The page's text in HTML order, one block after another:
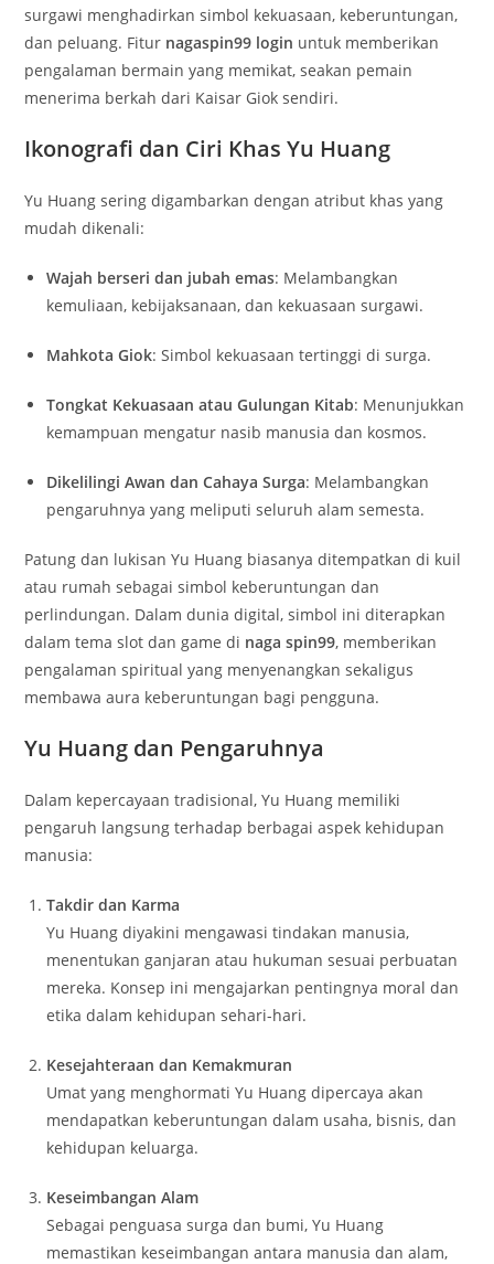
surgawi menghadirkan simbol kekuasaan, keberuntungan,
dan peluang. Fitur nagaspin99 login untuk memberikan
pengalaman bermain yang memikat, seakan pemain
menerima berkah dari Kaisar Giok sendiri.
Ikonografi dan Ciri Khas Yu Huang
Yu Huang sering digambarkan dengan atribut khas yang
mudah dikenali:
Wajah berseri dan jubah emas: Melambangkan
kemuliaan, kebijaksanaan, dan kekuasaan surgawi.
Mahkota Giok: Simbol kekuasaan tertinggi di surga.
Tongkat Kekuasaan atau Gulungan Kitab: Menunjukkan
kemampuan mengatur nasib manusia dan kosmos.
Dikelilingi Awan dan Cahaya Surga: Melambangkan
pengaruhnya yang meliputi seluruh alam semesta.
Patung dan lukisan Yu Huang biasanya ditempatkan di kuil
atau rumah sebagai simbol keberuntungan dan
perlindungan. Dalam dunia digital, simbol ini diterapkan
dalam tema slot dan game di naga spin99, memberikan
pengalaman spiritual yang menyenangkan sekaligus
membawa aura keberuntungan bagi pengguna.
Yu Huang dan Pengaruhnya
Dalam kepercayaan tradisional, Yu Huang memiliki
pengaruh langsung terhadap berbagai aspek kehidupan
manusia:
Takdir dan Karma
Yu Huang diyakini mengawasi tindakan manusia,
menentukan ganjaran atau hukuman sesuai perbuatan
mereka. Konsep ini mengajarkan pentingnya moral dan
etika dalam kehidupan sehari-hari.
Kesejahteraan dan Kemakmuran
Umat yang menghormati Yu Huang dipercaya akan
mendapatkan keberuntungan dalam usaha, bisnis, dan
kehidupan keluarga.
Keseimbangan Alam
Sebagai penguasa surga dan bumi, Yu Huang
memastikan keseimbangan antara manusia dan alam,